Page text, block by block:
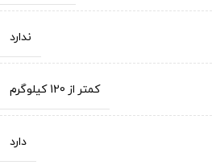
ندارد
کمتر از 120 کیلوگرم
دارد